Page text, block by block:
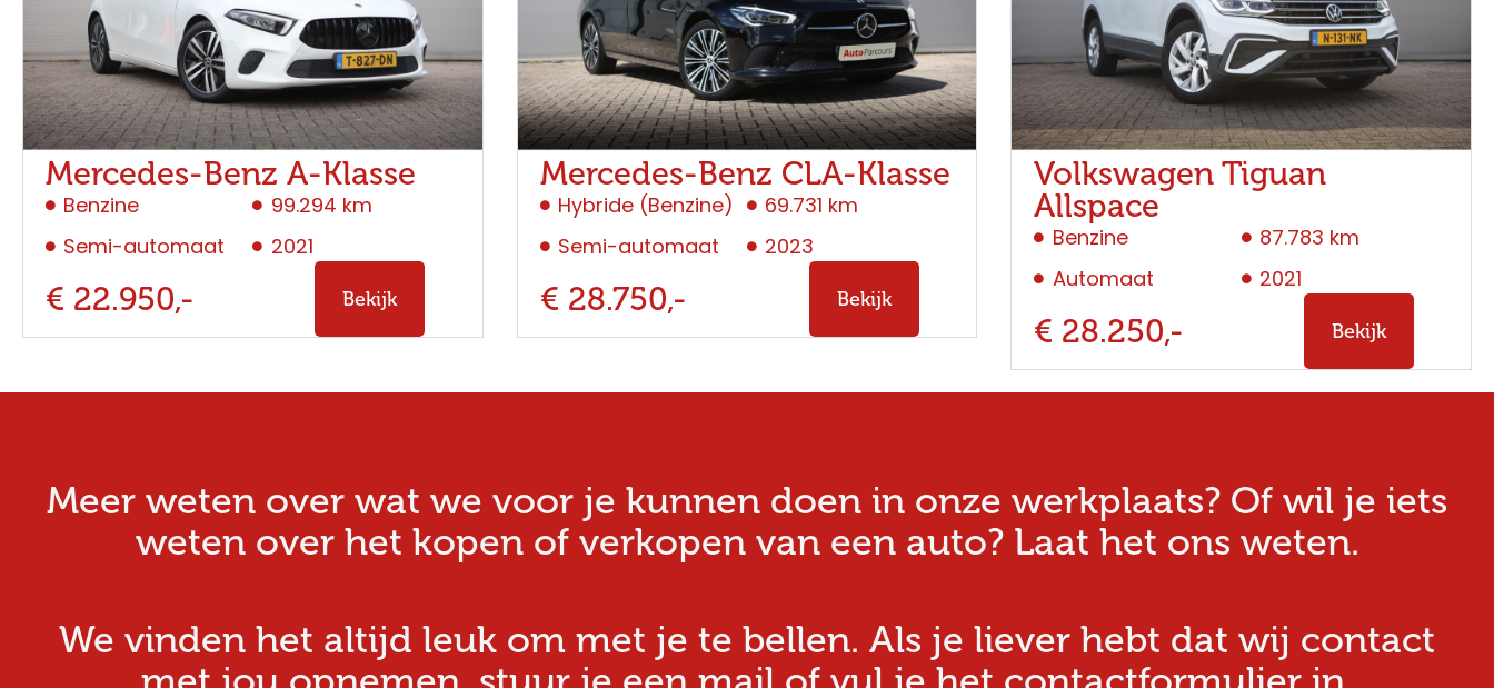
Mercedes-Benz A-Klasse
Benzine
Semi-automaat
99.294 km
2021
€ 22.950,- Bekijk
Mercedes-Benz CLA-Klasse
Hybride (Benzine)
Semi-automaat
69.731 km
2023
€ 28.750,- Bekijk
Volkswagen Tiguan
Allspace
Benzine
Automaat
87.783 km
2021
€ 28.250,- Bekijk
Meer weten over wat we voor je kunnen doen in onze werkplaats? Of wil je iets
weten over het kopen of verkopen van een auto? Laat het ons weten.
We vinden het altijd leuk om met je te bellen. Als je liever hebt dat wij contact